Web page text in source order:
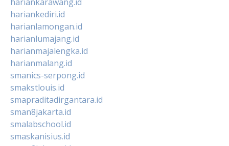
hariankediri.id
harianlamongan.id
harianlumajang.id
harianmajalengka.id
harianmalang.id
smanics-serpong.id
smakstlouis.id
smapraditadirgantara.id
sman8jakarta.id
smalabschool.id
smaskanisius.id